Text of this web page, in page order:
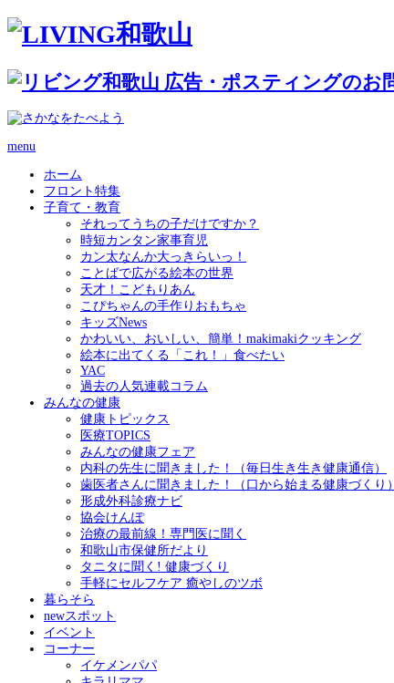
menu
ホーム
フロント特集
子育て・教育
それってうちの子だけですか？
時短カンタン家事育児
カン太なんか大っきらいっ！
ことばで広がる絵本の世界
天才！こどもりあん
こぴちゃんの手作りおもちゃ
キッズNews
かわいい、おいしい、簡単！makimakiクッキング
絵本に出てくる「これ！」食べたい
YAC
過去の人気連載コラム
みんなの健康
健康トピックス
医療TOPICS
みんなの健康フェア
内科の先生に聞きました！（毎日生き生き健康通信）
歯医者さんに聞きました！（口から始まる健康づくり）
形成外科診療ナビ
協会けんぽ
治療の最前線！専門医に聞く
和歌山市保健所だより
タニタに聞く! 健康づくり
手軽にセルフケア 癒やしのツボ
暮らそら
newスポット
イベント
コーナー
イケメンパパ